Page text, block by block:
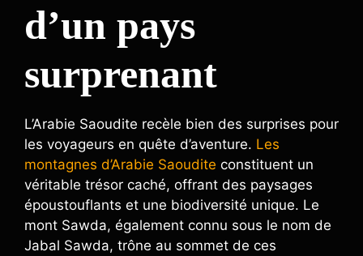
d’un pays
surprenant
L’Arabie Saoudite recèle bien des surprises pour
les voyageurs en quête d’aventure. Les
montagnes d’Arabie Saoudite constituent un
véritable trésor caché, offrant des paysages
époustouflants et une biodiversité unique. Le
mont Sawda, également connu sous le nom de
Jabal Sawda, trône au sommet de ces